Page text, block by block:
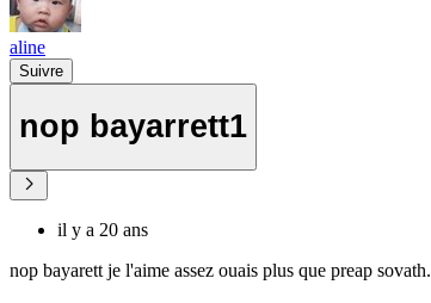
aline
Suivre
nop bayarrett1
il y a 20 ans
nop bayarett je l'aime assez ouais plus que preap sovath.